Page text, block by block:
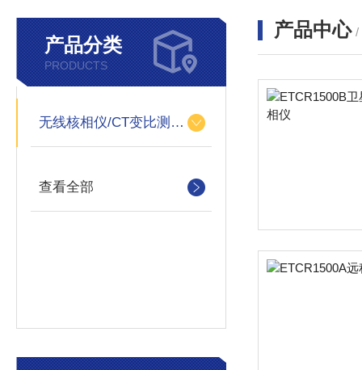
产品分类
PRODUCTS
无线核相仪/CT变比测试仪
查看全部
产品中心 /